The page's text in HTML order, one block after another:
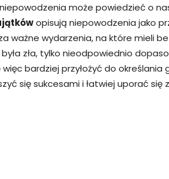
może powiedzieć o
opisują niepowodzenia jako
ważne wydarzenia, na które mieli
zła, tylko nieodpowiednio
bardziej przyłożyć do określania
się sukcesami i łatwiej uporać się